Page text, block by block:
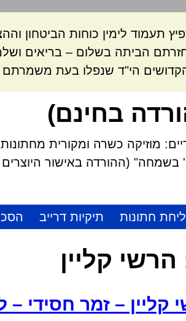
תעמוד לימין כוחות הביטחון
הביתה בשלום – בריאים
הי"ד שנפלו בעת משמרתם
בחינם)
מוזיקה כשרה ומקורית
(ההורדה באישור היוצרים
חתונות תיקיות דרייב
הרשי קליין
קליין – זמר חסידי –